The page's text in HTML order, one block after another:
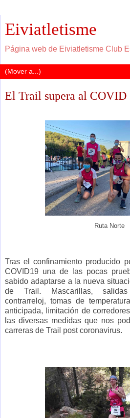
Eiviatletisme
Página web de Eiviatletisme Club
El Trail supera al COVID
Ruta Norte
Tras el confinamiento producido
COVID19 una de las pocas
sabido adaptarse a la nueva
de Trail. Mascarillas,
contrarreloj, tomas de
anticipada, limitación de
las diversas medidas que nos
carreras de Trail post coronavirus.